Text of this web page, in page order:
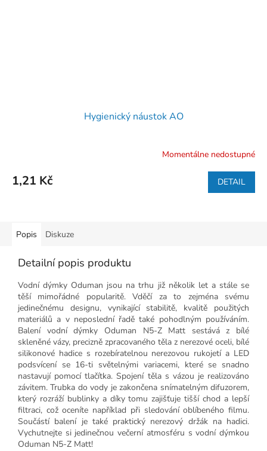
Hygienický náustok AO
Momentálne nedostupné
1,21 Kč DETAIL
Popis Diskuze
Detailní popis produktu
Vodní dýmky Oduman jsou na trhu již několik let a stále se
těší mimořádné popularitě. Vděčí za to zejména svému
jedinečnému designu, vynikající stabilitě, kvalitě použitých
materiálů a v neposlední řadě také pohodlným používáním.
Balení vodní dýmky Oduman N5-Z Matt sestává z bílé
skleněné vázy, precizně zpracovaného těla z nerezové oceli, bílé
silikonové hadice s rozebíratelnou nerezovou rukojetí a LED
podsvícení se 16-ti světelnými variacemi, které se snadno
nastavují pomocí tlačítka. Spojení těla s vázou je realizováno
závitem. Trubka do vody je zakončena snímatelným difuzorem,
který rozráží bublinky a díky tomu zajišťuje tišší chod a lepší
filtraci, což oceníte například při sledování oblíbeného filmu.
Součástí balení je také praktický nerezový držák na hadici.
Vychutnejte si jedinečnou večerní atmosféru s vodní dýmkou
Oduman N5-Z Matt!